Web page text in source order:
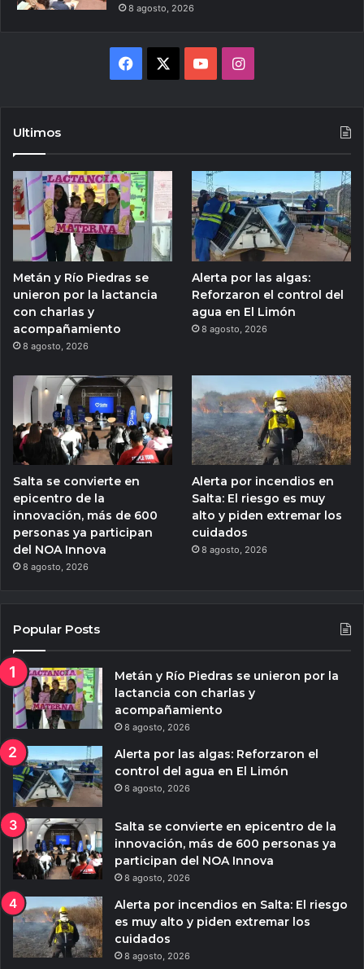
8 agosto, 2026
Facebook YouTubeInstagram
Ultimos
Metán y Río Piedras se
unieron por la lactancia
con charlas y
acompañamiento
8 agosto, 2026
Alerta por las algas:
Reforzaron el control del
agua en El Limón
8 agosto, 2026
Salta se convierte en
epicentro de la
innovación, más de 600
personas ya participan
del NOA Innova
8 agosto, 2026
Alerta por incendios en
Salta: El riesgo es muy
alto y piden extremar los
cuidados
8 agosto, 2026
Popular Posts
Metán y Río Piedras se unieron por la
lactancia con charlas y
acompañamiento
8 agosto, 2026
Alerta por las algas: Reforzaron el
control del agua en El Limón
8 agosto, 2026
Salta se convierte en epicentro de la
innovación, más de 600 personas ya
participan del NOA Innova
8 agosto, 2026
Alerta por incendios en Salta: El riesgo
es muy alto y piden extremar los
cuidados
8 agosto, 2026